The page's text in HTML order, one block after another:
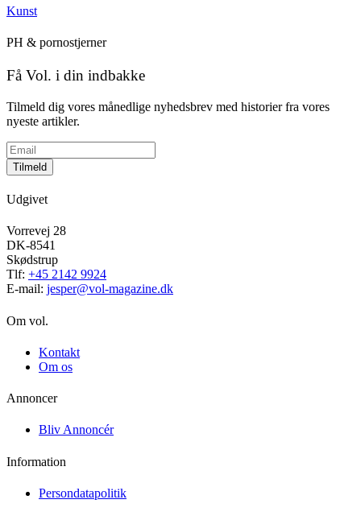
Kunst
PH & pornostjerner
Få Vol. i din indbakke
Tilmeld dig vores månedlige nyhedsbrev med historier fra vores
nyeste artikler.
Tilmeld
Udgivet
Vorrevej 28
DK-8541
Skødstrup
Tlf: +45 2142 9924
E-mail: jesper@vol-magazine.dk
Om vol.
Kontakt
Om os
Annoncer
Bliv Annoncér
Information
Persondatapolitik